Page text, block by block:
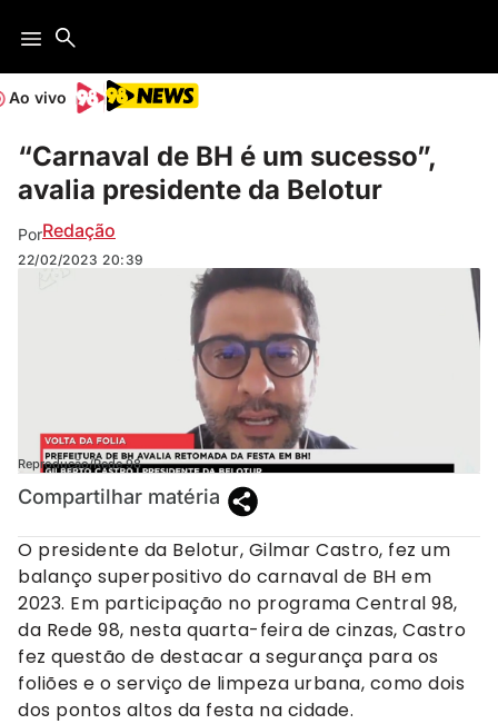
Ao vivo
“Carnaval de BH é um sucesso”,
avalia presidente da Belotur
PorRedação
22/02/2023 20:39
Reprodução/Rede 98
Compartilhar matéria
O presidente da Belotur, Gilmar Castro, fez um
balanço superpositivo do carnaval de BH em
2023. Em participação no programa Central 98,
da Rede 98, nesta quarta-feira de cinzas, Castro
fez questão de destacar a segurança para os
foliões e o serviço de limpeza urbana, como dois
dos pontos altos da festa na cidade.